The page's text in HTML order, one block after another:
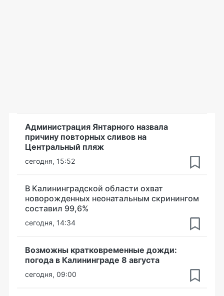
Администрация Янтарного назвала
причину повторных сливов на
Центральный пляж
сегодня, 15:52
В Калининградской области охват
новорожденных неонатальным скринингом
составил 99,6%
сегодня, 14:34
Возможны кратковременные дожди:
погода в Калининграде 8 августа
сегодня, 09:00